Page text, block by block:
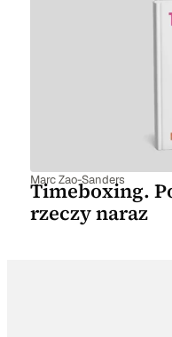
Marc Zao-Sanders
Timeboxing.
rzeczy naraz